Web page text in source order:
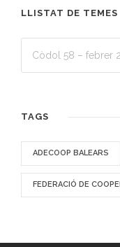
LLISTAT DE TEMES
TAGS
ADECOOP BALEARS
FEDERACIÓ DE